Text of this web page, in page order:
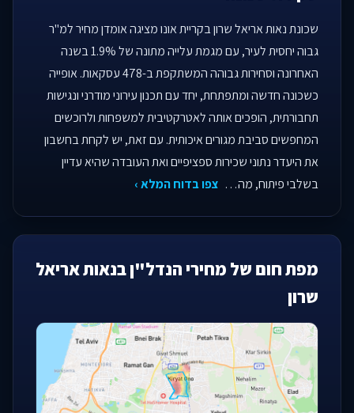
שכונת נאות אריאל שרון בקריית אונו מציגה אומדן מחיר למ"ר
גבוה יחסית לעיר, עם מגמת עלייה מתונה של 1.9% בשנה
האחרונה וסחירות גבוהה המשתקפת ב-478 עסקאות. אופייה
כשכונה חדשה ומתפתחת, יחד עם תכנון עירוני מודרני ונגישות
תחבורתית, הופכים אותה לאטרקטיבית למשפחות ולרוכשים
המחפשים סביבת מגורים איכותית. עם זאת, יש לקחת בחשבון
את היעדר נתוני שכירות ספציפיים ואת העובדה שהיא עדיין
בשלבי פיתוח, מה… צפו בדוח המלא ›
מפת חום של מחירי הנדל"ן בנאות אריאל
שרון